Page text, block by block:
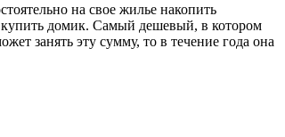
на свое жилье накопить
купить домик. Самый дешевый, в котором
занять эту сумму, то в течение года она